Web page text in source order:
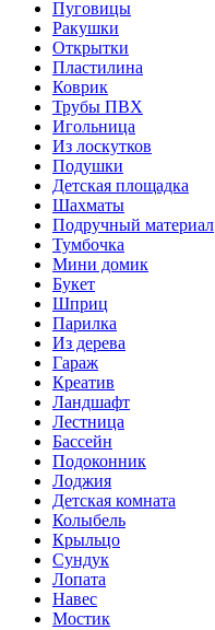
Пуговицы
Ракушки
Открытки
Пластилина
Коврик
Трубы ПВХ
Игольница
Из лоскутков
Подушки
Детская площадка
Шахматы
Подручный материал
Тумбочка
Мини домик
Букет
Шприц
Парилка
Из дерева
Гараж
Креатив
Ландшафт
Лестница
Бассейн
Подоконник
Лоджия
Детская комната
Колыбель
Крыльцо
Сундук
Лопата
Навес
Мостик